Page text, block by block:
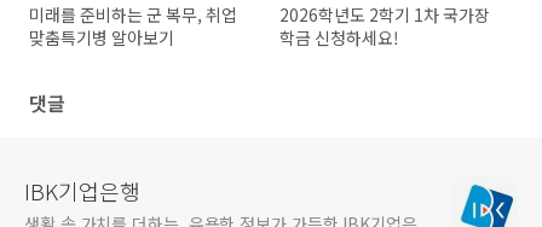
미래를 준비하는 군 복무, 취업
맞춤특기병 알아보기
2026학년도 2학기 1차 국가장
학금 신청하세요!
댓글
IBK기업은행